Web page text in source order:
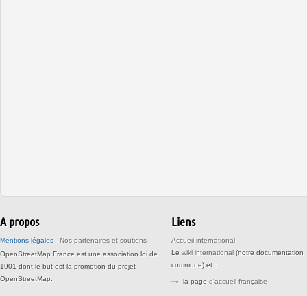
A propos
Mentions légales - Nos partenaires et soutiens
OpenStreetMap France est une association loi de
1901 dont le but est la promotion du projet
OpenStreetMap.
Liens
Accueil international
Le wiki international (notre documentation
commune) et :
la page d'accueil française